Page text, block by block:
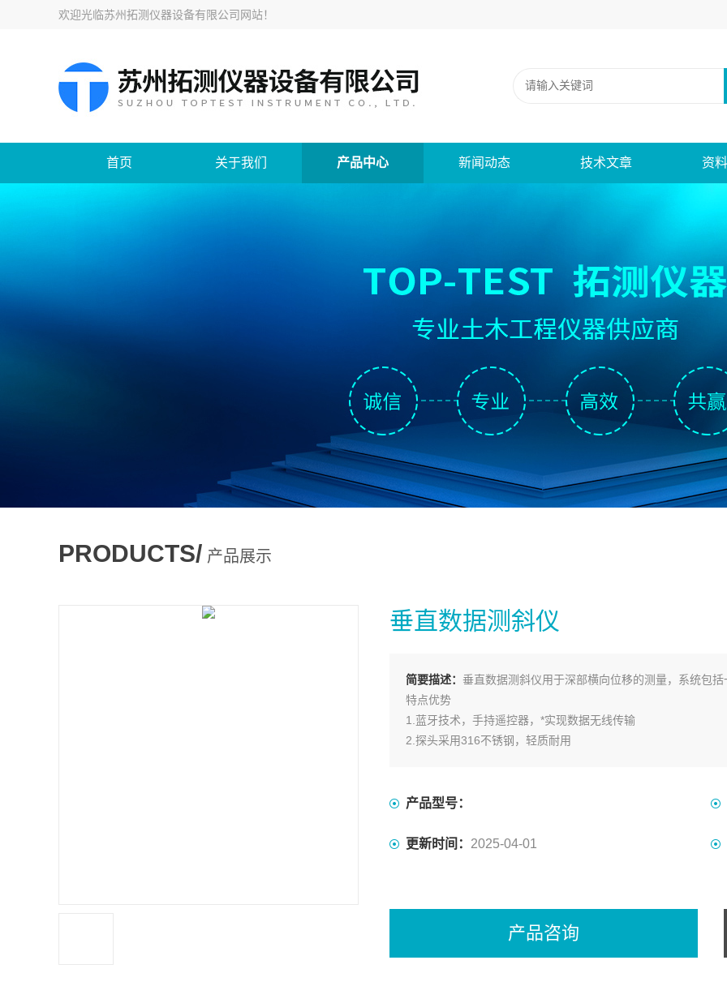
欢迎光临苏州拓测仪器设备有限公司网站！
首页 关于我们 产品中心 新闻动态 技术文章 资
PRODUCTS/ 产品展示
垂直数据测斜仪
简要描述： 垂直数据测斜仪用于深部横向位移的测量，系统包
特点优势
1.蓝牙技术，手持遥控器，*实现数据无线传输
2.探头采用316不锈钢，轻质耐用
5.输出数字信号，抗干扰能力很强
产品型号：
更新时间： 2025-04-01
产品咨询